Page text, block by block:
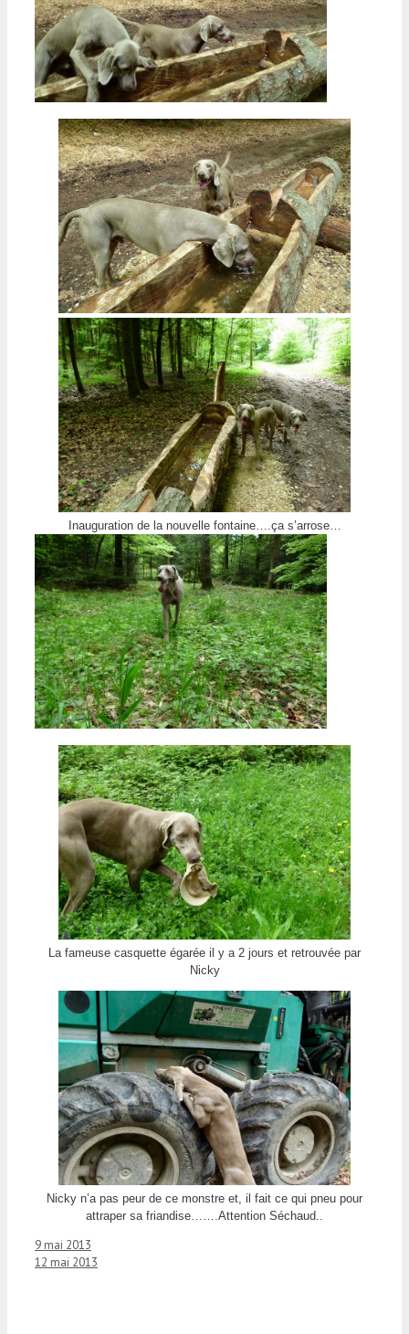
Inauguration de la nouvelle fontaine….ça s’arrose…
La fameuse casquette égarée il y a 2 jours et retrouvée par
Nicky
Nicky n’a pas peur de ce monstre et, il fait ce qui pneu pour
attraper sa friandise…….Attention Séchaud..
9 mai 2013
12 mai 2013